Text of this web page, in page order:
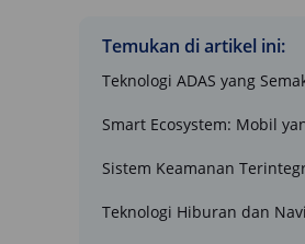
Temukan di artikel ini:
Teknologi ADAS yang
Smart Ecosystem: Mobil
Sistem Keamanan
Teknologi Hiburan dan